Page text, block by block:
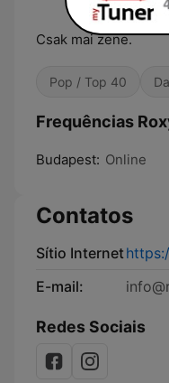
Csak mai zene.
Pop / Top 40
Frequências
Budapest: Online
Contatos
Sítio Internet
E-mail:
Redes Sociais